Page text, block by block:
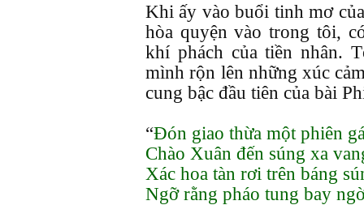
Khi ấy vào buổi tinh mơ
hòa quyện vào trong tôi,
khí phách của tiền nhân.
mình rộn lên những xúc
cung bậc đầu tiên của bài
“Đón giao thừa một phiên
Chào Xuân đến súng xa
Xác hoa tàn rơi trên báng
Ngỡ rằng pháo tung bay